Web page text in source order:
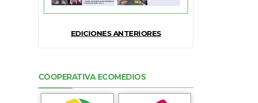
EDICIONES ANTERIORES
COOPERATIVA ECOMEDIOS